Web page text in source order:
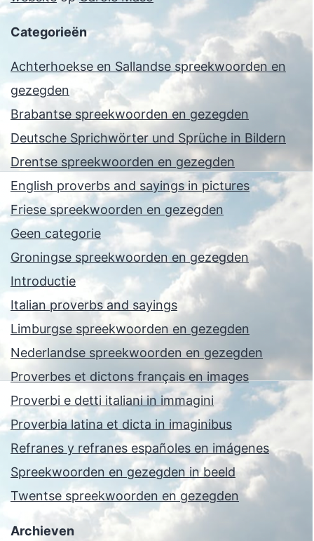
Categorieën
Achterhoekse en Sallandse spreekwoorden en
gezegden
Brabantse spreekwoorden en gezegden
Deutsche Sprichwörter und Sprüche in Bildern
Drentse spreekwoorden en gezegden
English proverbs and sayings in pictures
Friese spreekwoorden en gezegden
Geen categorie
Groningse spreekwoorden en gezegden
Introductie
Italian proverbs and sayings
Limburgse spreekwoorden en gezegden
Nederlandse spreekwoorden en gezegden
Proverbes et dictons français en images
Proverbi e detti italiani in immagini
Proverbia latina et dicta in imaginibus
Refranes y refranes españoles en imágenes
Spreekwoorden en gezegden in beeld
Twentse spreekwoorden en gezegden
Archieven